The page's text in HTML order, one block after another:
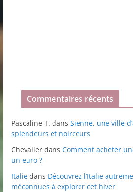
Commentaires récents
Pascaline T. dans Sienne, une ville
splendeurs et noirceurs
Chevalierdans Comment acheter
un euro ?
Italiedans Découvrez l’Italie
méconnues à explorer cet hiver